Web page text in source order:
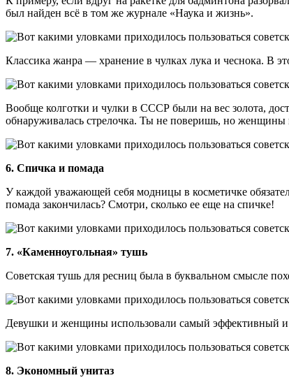
был найден всё в том же журнале «Наука и жизнь».
Классика жанра — хранение в чулках лука и чеснока. В
Вообще колготки и чулки в СССР были на вес золота,
обнаруживалась стрелочка. Ты не поверишь, но
6. Спичка и помада
У каждой уважающей себя модницы в косметичке
помада закончилась? Смотри, сколько ее еще на спичке!
7. «Каменноугольная» тушь
Советская тушь для ресниц была в буквальном смысле
Девушки и женщины использовали самый эффективный и
8. Экономный унитаз